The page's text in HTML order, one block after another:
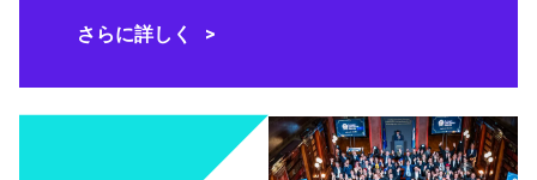
さらに詳しく